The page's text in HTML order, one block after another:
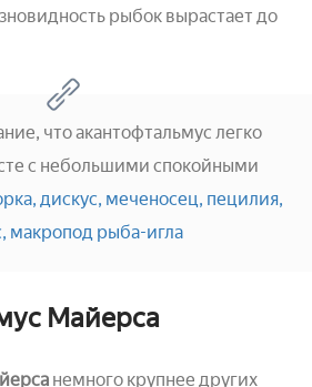
рыбок вырастает до
что акантофтальмус легко
с небольшими спокойными
дискус, меченосец, пецилия,
макропод рыба-игла
Майерса
немного крупнее других